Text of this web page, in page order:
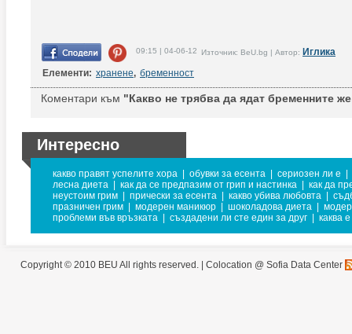
09:15 | 04-06-12 Източник: BeU.bg | Автор: Иглика
Елементи: хранене, бременност
Коментари към "Какво не трябва да ядат бременните
Интересно
какво правят успелите хора обувки за есента сериозен ли е
лесна диета
как да се предпазим от грип и настинка
как да
неустоим грим
прически за есента какво убива любовта
празничен грим
модерен маникюр шоколадова диета
проблеми във връзката
създадени ли сте един за друг каква
Copyright © 2010 BEU All rights reserved. | Colocation @ Sofia Data Center